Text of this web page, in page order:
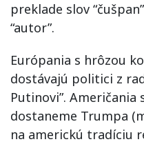
preklade slov
“autor”.
Európania s hrôzou
dostávajú politici z
Putinovi”. Američania
dostaneme Trumpa
na americkú tradíciu